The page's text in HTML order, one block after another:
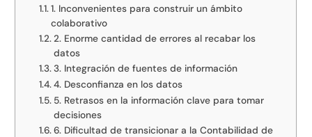
1. Inconvenientes para construir un ámbito
colaborativo
2. Enorme cantidad de errores al recabar los
datos
3. Integración de fuentes de información
4. Desconfianza en los datos
5. Retrasos en la información clave para tomar
decisiones
6. Dificultad de transicionar a la Contabilidad de